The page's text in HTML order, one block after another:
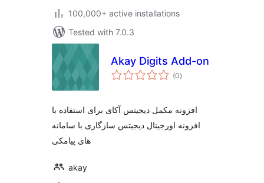
100,000+ active installations
Tested with 7.0.3
Akay Digits Add-on
(0total
ratings
)
افزونه مکمل دیجیتس آکای برای استفاده با
افزونه اورجینال دیجیتس سازگاری با سامانه
های پیامکی
akay